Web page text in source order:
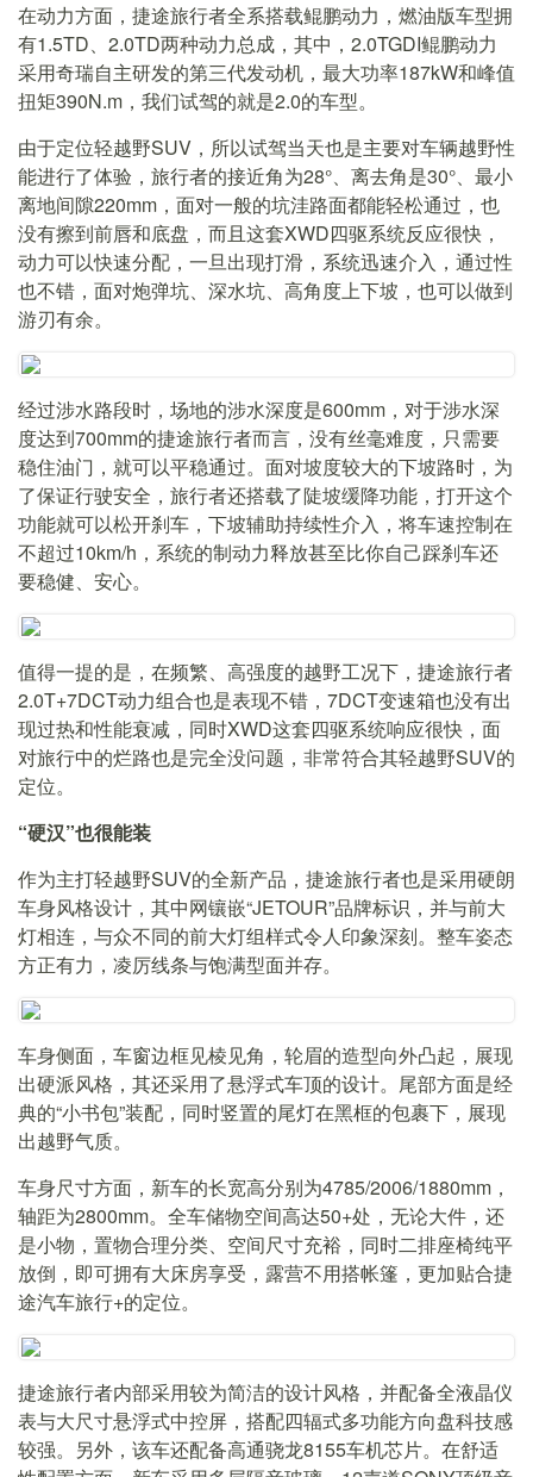
在动力方面，捷途旅行者全系搭载鲲鹏动力，燃油版车型拥
有1.5TD、2.0TD两种动力总成，其中，2.0TGDI鲲鹏动力
采用奇瑞自主研发的第三代发动机，最大功率187kW和峰值
扭矩390N.m，我们试驾的就是2.0的车型。
由于定位轻越野SUV，所以试驾当天也是主要对车辆越野性
能进行了体验，旅行者的接近角为28°、离去角是30°、最小
离地间隙220mm，面对一般的坑洼路面都能轻松通过，也
没有擦到前唇和底盘，而且这套XWD四驱系统反应很快，
动力可以快速分配，一旦出现打滑，系统迅速介入，通过性
也不错，面对炮弹坑、深水坑、高角度上下坡，也可以做到
游刃有余。
经过涉水路段时，场地的涉水深度是600mm，对于涉水深
度达到700mm的捷途旅行者而言，没有丝毫难度，只需要
稳住油门，就可以平稳通过。面对坡度较大的下坡路时，为
了保证行驶安全，旅行者还搭载了陡坡缓降功能，打开这个
功能就可以松开刹车，下坡辅助持续性介入，将车速控制在
不超过10km/h，系统的制动力释放甚至比你自己踩刹车还
要稳健、安心。
值得一提的是，在频繁、高强度的越野工况下，捷途旅行者
2.0T+7DCT动力组合也是表现不错，7DCT变速箱也没有出
现过热和性能衰减，同时XWD这套四驱系统响应很快，面
对旅行中的烂路也是完全没问题，非常符合其轻越野SUV的
定位。
“硬汉”也很能装
作为主打轻越野SUV的全新产品，捷途旅行者也是采用硬朗
车身风格设计，其中网镶嵌“JETOUR”品牌标识，并与前大
灯相连，与众不同的前大灯组样式令人印象深刻。整车姿态
方正有力，凌厉线条与饱满型面并存。
车身侧面，车窗边框见棱见角，轮眉的造型向外凸起，展现
出硬派风格，其还采用了悬浮式车顶的设计。尾部方面是经
典的“小书包”装配，同时竖置的尾灯在黑框的包裹下，展现
出越野气质。
车身尺寸方面，新车的长宽高分别为4785/2006/1880mm，
轴距为2800mm。全车储物空间高达50+处，无论大件，还
是小物，置物合理分类、空间尺寸充裕，同时二排座椅纯平
放倒，即可拥有大床房享受，露营不用搭帐篷，更加贴合捷
途汽车旅行+的定位。
捷途旅行者内部采用较为简洁的设计风格，并配备全液晶仪
表与大尺寸悬浮式中控屏，搭配四辐式多功能方向盘科技感
较强。另外，该车还配备高通骁龙8155车机芯片。在舒适